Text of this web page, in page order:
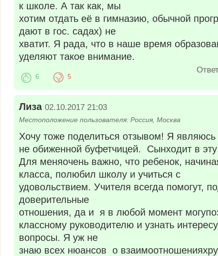
к школе. А так как, мы
хотим отдать её в гимназию, обычной
дают в гос. садах) не
хватит. Я рада, что в наше время
уделяют такое внимание.
6 5
Лиза 02.10.2017 21:03
Местоположение пользователя: Россия, Москва
Хочу тоже поделиться отзывом! Я
не обиженной буфетчицей. Сынходит в
Для меняочень важно, что ребенок,
класса, полюбил школу и учиться с
удовольствием. Учителя всегда помогут,
доверительные
отношения, да и я в любой момент
классному руководителю и узнать
вопросы. Я уж не
знаю всех нюансов о